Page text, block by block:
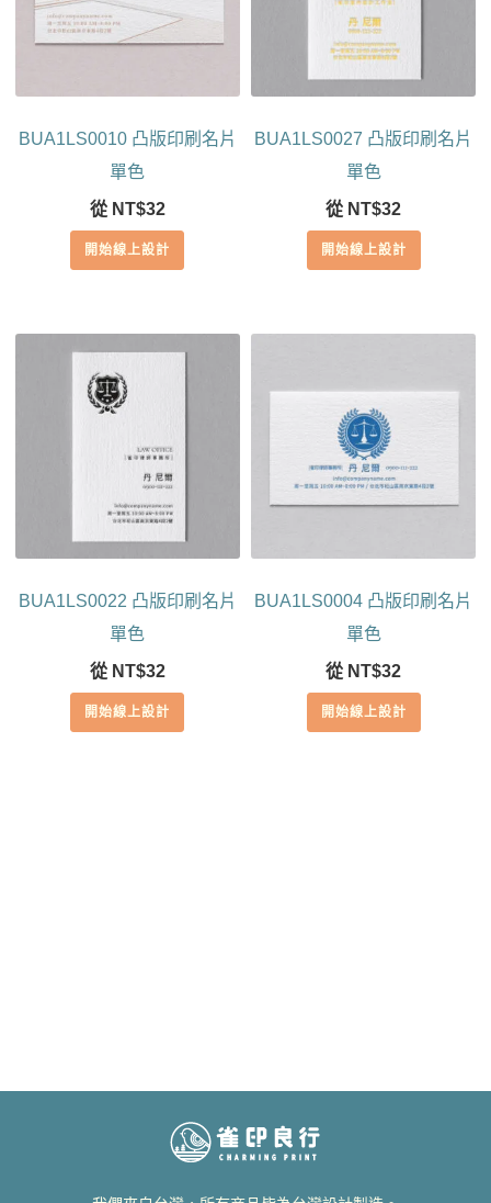
BUA1LS0010 凸版印刷名片
單色
從 NT$32
開始線上設計
BUA1LS0027 凸版印刷名片
單色
從 NT$32
開始線上設計
BUA1LS0022 凸版印刷名片
單色
從 NT$32
開始線上設計
BUA1LS0004 凸版印刷名片
單色
從 NT$32
開始線上設計